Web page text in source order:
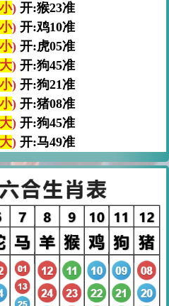
)开:猴23准
)开:鸡10准
)开:虎05准
)开:狗45准
)开:狗21准
)开:猪08准
)开:狗45准
)开:马49准